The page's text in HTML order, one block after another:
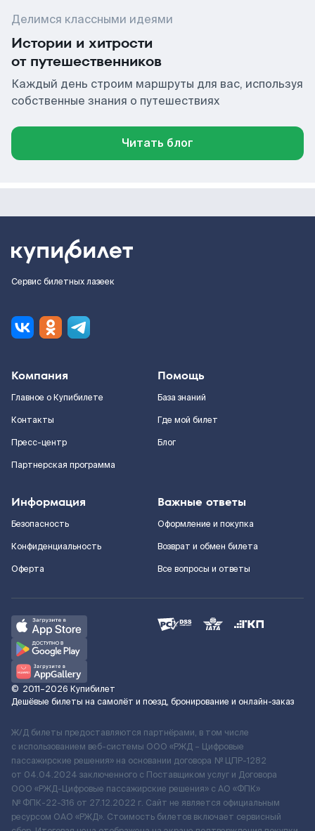
Делимся классными идеями
Истории и хитрости
от путешественников
Каждый день строим маршруты для вас, используя
собственные знания о путешествиях
Читать блог
Сервис билетных лазеек
Компания
Главное о Купибилете
Контакты
Пресс-центр
Партнерская программа
Помощь
База знаний
Где мой билет
Блог
Информация
Безопасность
Конфиденциальность
Оферта
Важные ответы
Оформление и покупка
Возврат и обмен билета
Все вопросы и ответы
© 2011–2026 Купибилет
Дешёвые билеты на самолёт и поезд, бронирование и онлайн-заказ
Ж/Д билеты предоставляются партнёрами, в том числе
с использованием веб-системы ООО «РЖД – Цифровые
пассажирские решения» на основании договора № ЦПР-1282
от 04.04.2024 заключенного с Поставщиком услуг и Договора
ООО «РЖД-Цифровые пассажирские решения» c АО «ФПК»
№ ФПК-22-316 от 27.12.2022 г. Сайт не является официальным
ресурсом ОАО «РЖД». Стоимость билетов включает сервисный